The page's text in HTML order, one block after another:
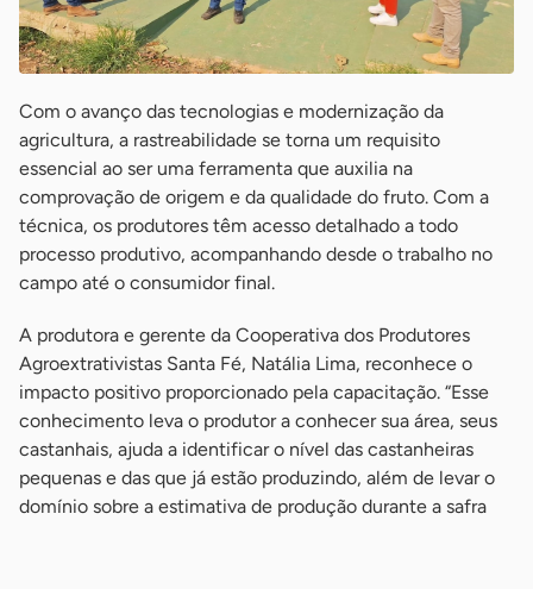
Com o avanço das tecnologias e modernização da
agricultura, a rastreabilidade se torna um requisito
essencial ao ser uma ferramenta que auxilia na
comprovação de origem e da qualidade do fruto. Com a
técnica, os produtores têm acesso detalhado a todo
processo produtivo, acompanhando desde o trabalho no
campo até o consumidor final.
A produtora e gerente da Cooperativa dos Produtores
Agroextrativistas Santa Fé, Natália Lima, reconhece o
impacto positivo proporcionado pela capacitação. “Esse
conhecimento leva o produtor a conhecer sua área, seus
castanhais, ajuda a identificar o nível das castanheiras
pequenas e das que já estão produzindo, além de levar o
domínio sobre a estimativa de produção durante a safra